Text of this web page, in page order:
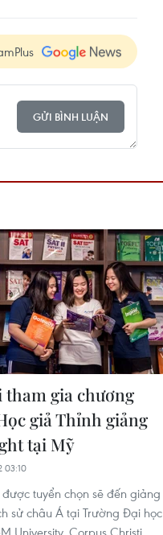
GỬI BÌNH LUẬN
tham gia chương
giả Thỉnh giảng
tại Mỹ
03:10
tuyển chọn sẽ đến giảng
sử châu Á tại Trường Đại học